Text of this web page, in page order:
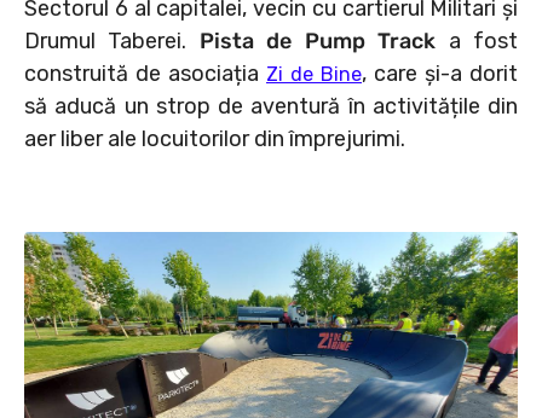
Sectorul 6 al capitalei, vecin cu cartierul Militari şi
Drumul Taberei. Pista de Pump Track a fost
construită de asociația Zi de Bine, care și-a dorit
să aducă un strop de aventură în activitățile din
aer liber ale locuitorilor din împrejurimi.